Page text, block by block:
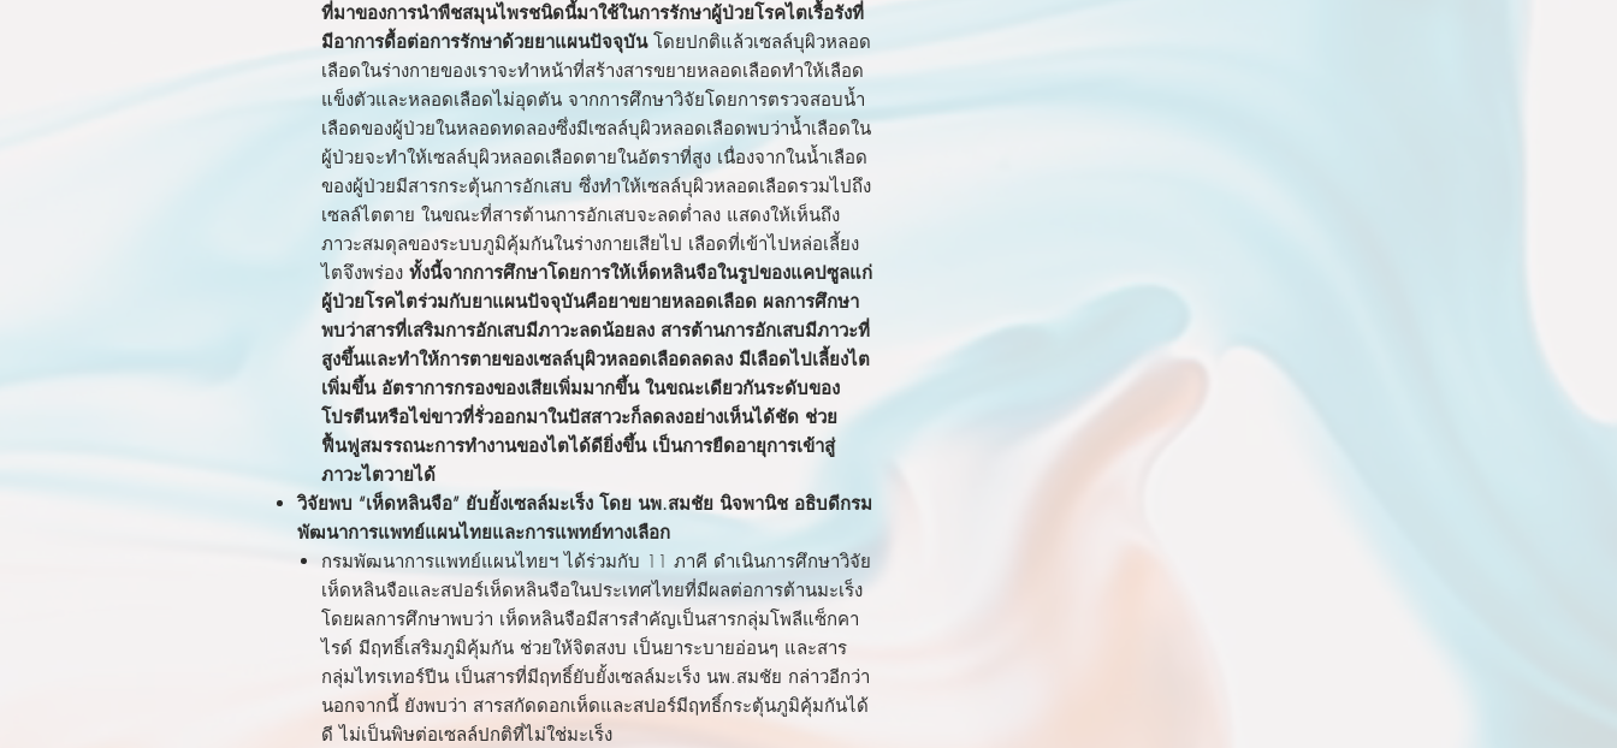
ที่มาของการนำพืชสมุนไพรชนิดนี้มาใช้ในการรักษาผู้ป่วยโรคไตเรื้อรังที่
มีอาการดื้อต่อการรักษาด้วยยาแผนปัจจุบันโดยปกติแล้วเซลล์บุผิวหลอด
เลือดในร่างกายของเราจะทำหน้าที่สร้างสารขยายหลอดเลือดทำให้เลือด
แข็งตัวและหลอดเลือดไม่อุดตัน จากการศึกษาวิจัยโดยการตรวจสอบน้ำ
เลือดของผู้ป่วยในหลอดทดลองซึ่งมีเซลล์บุผิวหลอดเลือดพบว่าน้ำเลือดใน
ผู้ป่วยจะทำให้เซลล์บุผิวหลอดเลือดตายในอัตราที่สูง เนื่องจากในน้ำเลือด
ของผู้ป่วยมีสารกระตุ้นการอักเสบ ซึ่งทำให้เซลล์บุผิวหลอดเลือดรวมไปถึง
เซลล์ไตตาย ในขณะที่สารต้านการอักเสบจะลดต่ำลง แสดงให้เห็นถึง
ภาวะสมดุลของระบบภูมิคุ้มกันในร่างกายเสียไป เลือดที่เข้าไปหล่อเลี้ยง
ไตจึงพร่อง ทั้งนี้จากการศึกษาโดยการให้เห็ดหลินจือในรูปของแคปซูลแก่
ผู้ป่วยโรคไตร่วมกับยาแผนปัจจุบันคือยาขยายหลอดเลือด ผลการศึกษา
พบว่าสารที่เสริมการอักเสบมีภาวะลดน้อยลง สารต้านการอักเสบมีภาวะที่
สูงขึ้นและทำให้การตายของเซลล์บุผิวหลอดเลือดลดลง มีเลือดไปเลี้ยงไต
เพิ่มขึ้น อัตราการกรองของเสียเพิ่มมากขึ้น ในขณะเดียวกันระดับของ
โปรตีนหรือไข่ขาวที่รั่วออกมาในปัสสาวะก็ลดลงอย่างเห็นได้ชัด ช่วย
ฟื้นฟูสมรรถนะการทำงานของไตได้ดียิ่งขึ้น เป็นการยืดอายุการเข้าสู่
ภาวะไตวายได้
วิจัยพบ “เห็ดหลินจือ” ยับยั้งเซลล์มะเร็ง โดย นพ.สมชัย นิจพานิช อธิบดีกรม
พัฒนาการแพทย์แผนไทยและการแพทย์ทางเลือก
กรมพัฒนาการแพทย์แผนไทยฯ ได้ร่วมกับ 11 ภาคี ดำเนินการศึกษาวิจัย
เห็ดหลินจือและสปอร์เห็ดหลินจือในประเทศไทยที่มีผลต่อการต้านมะเร็ง
โดยผลการศึกษาพบว่า เห็ดหลินจือมีสารสำคัญเป็นสารกลุ่มโพลีแซ็กคา
ไรด์ มีฤทธิ์เสริมภูมิคุ้มกัน ช่วยให้จิตสงบ เป็นยาระบายอ่อนๆ และสาร
กลุ่มไทรเทอร์ปีน เป็นสารที่มีฤทธิ์ยับยั้งเซลล์มะเร็ง นพ.สมชัย กล่าวอีกว่า
นอกจากนี้ ยังพบว่า สารสกัดดอกเห็ดและสปอร์มีฤทธิ์กระตุ้นภูมิคุ้มกันได้
ดี ไม่เป็นพิษต่อเซลล์ปกติที่ไม่ใช่มะเร็ง​​​​​​​